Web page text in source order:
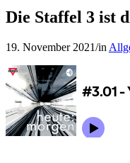
Die Staffel 3 ist
19. November 2021/in